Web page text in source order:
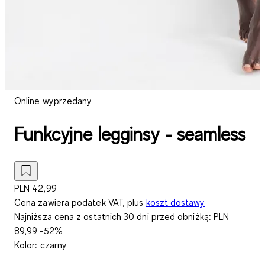
Online wyprzedany
Funkcyjne legginsy - seamless
PLN 42,99
Cena zawiera podatek VAT, plus koszt dostawy
Najniższa cena z ostatnich 30 dni przed obniżką: PLN
89,99 -52%
Kolor: czarny